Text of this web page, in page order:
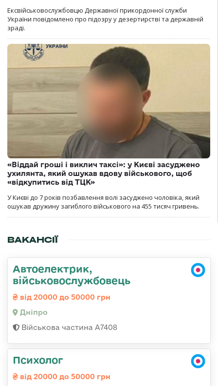
Ексвійськовослужбовцю Державної прикордонної служби
України повідомлено про підозру у дезертирстві та державній
зраді.
«Віддай гроші і виклич таксі»: у Києві засуджено
ухилянта, який ошукав вдову військового, щоб
«відкупитись від ТЦК»
У Києві до 7 років позбавлення волі засуджено чоловіка, який
ошукав дружину загиблого військового на 455 тисяч гривень.
ВАКАНСІЇ
Автоелектрик,
військовослужбовець
від 20000 до 50000 грн
Дніпро
Військова частина А7408
Психолог
від 20000 до 50000 грн